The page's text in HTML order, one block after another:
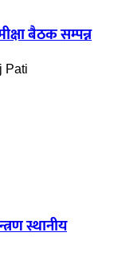
बैठक सम्पन्न
Pati
स्थानीय